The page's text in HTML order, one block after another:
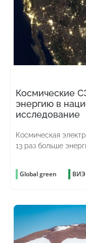
Космические
энергию в
исследование
Космическая
13 раз больше
Global green ВИЭ